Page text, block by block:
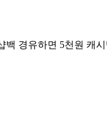
경유하면 5천원 캐